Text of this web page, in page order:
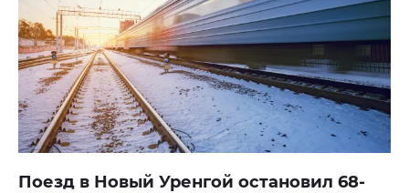
Поезд в Новый Уренгой остановил 68-